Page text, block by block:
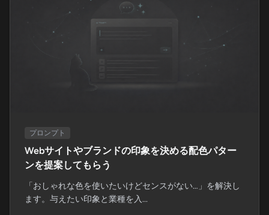
プロンプト
Webサイトやブランドの印象を決める配色パター
ンを提案してもらう
「おしゃれな色を使いたいけどセンスがない…」を解決し
ます。与えたい印象と業種を入...